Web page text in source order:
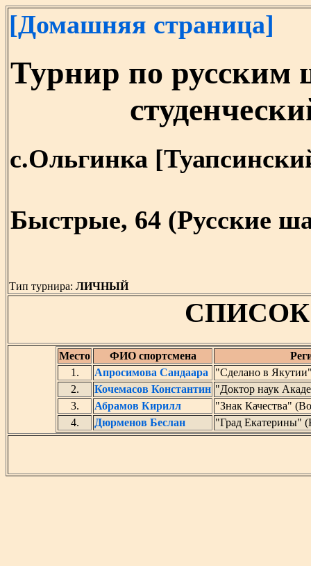
[Домашняя страница]
Турнир по
с.Ольгинка
Быстрые, 64 (Русские
Тип турнира: ЛИЧНЫЙ
Место ФИО спортсмена
1.
Апросимова Сандаара
"Сделано в
2.
Кочемасов Константин "Доктор наук
3.
Абрамов Кирилл
"Знак Качества"
4.
Дюрменов Беслан "Град Екатерины"